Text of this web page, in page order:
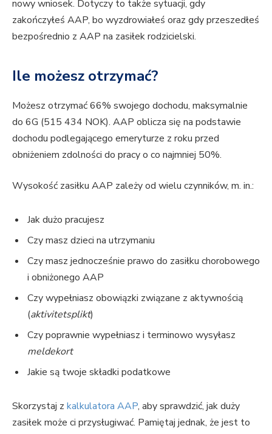
nowy wniosek. Dotyczy to także sytuacji, gdy
zakończyłeś AAP, bo wyzdrowiałeś oraz gdy przeszedłeś
bezpośrednio z AAP na zasiłek rodzicielski.
Ile możesz otrzymać?
Możesz otrzymać 66% swojego dochodu, maksymalnie
do 6G (515 434 NOK). AAP oblicza się na podstawie
dochodu podlegającego emeryturze z roku przed
obniżeniem zdolności do pracy o co najmniej 50%.
Wysokość zasiłku AAP zależy od wielu czynników, m. in.:
Jak dużo pracujesz
Czy masz dzieci na utrzymaniu
Czy masz jednocześnie prawo do zasiłku chorobowego
i obniżonego AAP
Czy wypełniasz obowiązki związane z aktywnością
(aktivitetsplikt)
Czy poprawnie wypełniasz i terminowo wysyłasz
meldekort
Jakie są twoje składki podatkowe
Skorzystaj z kalkulatora AAP, aby sprawdzić, jak duży
zasiłek może ci przysługiwać. Pamiętaj jednak, że jest to